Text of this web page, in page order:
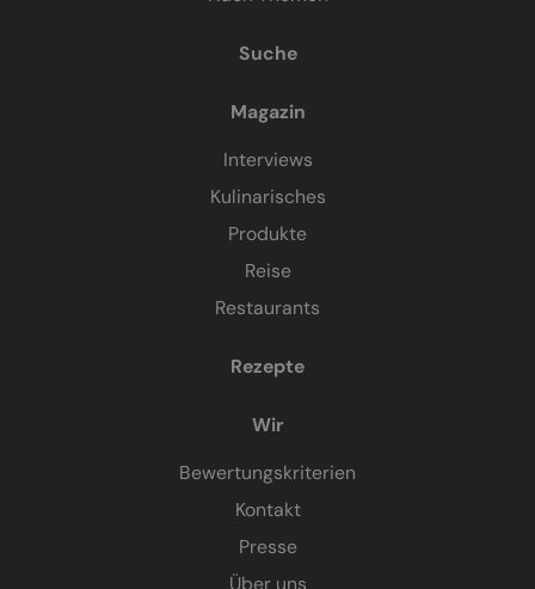
Suche
Magazin
Interviews
Kulinarisches
Produkte
Reise
Restaurants
Rezepte
Wir
Bewertungskriterien
Kontakt
Presse
Über uns